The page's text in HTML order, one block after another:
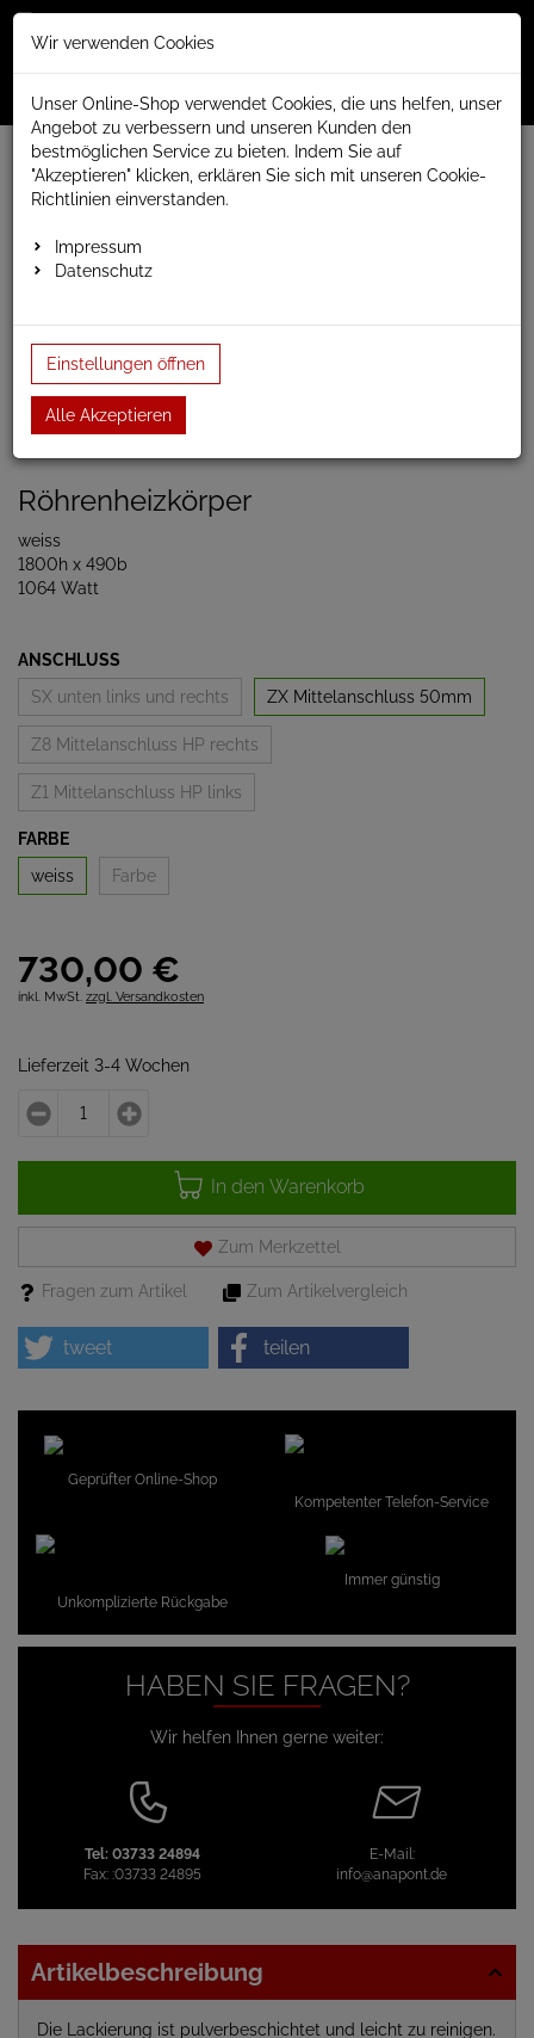
Menü
Weiter einkaufen www.anapont.eu
Badheizkörper
Paneel- und Röhrenheizkörper
Röhrenheizkörper vertikal, 1 Reihe 1800h x 490b
Röhrenheizkörper vertikal, 1
Reihe 1800h x 490b
Einloggen und Bewertung schreiben
Röhrenheizkörper
weiss
1800h x 490b
1064 Watt
ANSCHLUSS
SX unten links und rechts
ZX Mittelanschluss 50mm
Z8 Mittelanschluss HP rechts
Z1 Mittelanschluss HP links
FARBE
weiss
Farbe
730,00 €
inkl. MwSt. zzgl. Versandkosten
Lieferzeit 3-4 Wochen
In den Warenkorb
Zum Merkzettel
Fragen zum Artikel Zum Artikelvergleich
tweet teilen
Geprüfter Online-Shop
Kompetenter Telefon-Service
Unkomplizierte Rückgabe
Immer günstig
HABEN SIE FRAGEN?
Wir helfen Ihnen gerne weiter:
Tel: 03733 24894
Fax: :03733 24895
E-Mail:
info@anapont.de
Artikelbeschreibung
Die Lackierung ist pulverbeschichtet und leicht zu reinigen.
Wir verwenden Cookies
Unser Online-Shop verwendet Cookies, die uns helfen, unser
Angebot zu verbessern und unseren Kunden den
bestmöglichen Service zu bieten. Indem Sie auf
"Akzeptieren" klicken, erklären Sie sich mit unseren Cookie-
Richtlinien einverstanden.
Impressum
Datenschutz
Einstellungen öffnen
Alle Akzeptieren